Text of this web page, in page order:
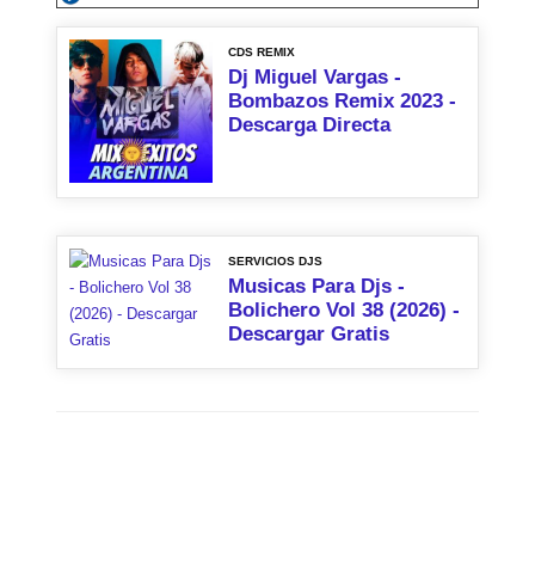
CDS REMIX
Dj Miguel Vargas -
Bombazos Remix 2023 -
Descarga Directa
SERVICIOS DJS
Musicas Para Djs -
Bolichero Vol 38 (2026) -
Descargar Gratis